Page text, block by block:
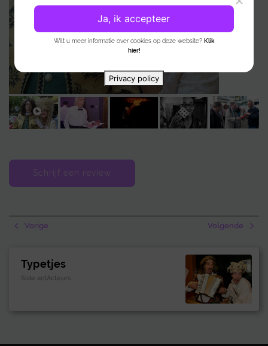
Schrijf een review
Vorige Volgende
Typetjes
Side actActeurs
Wilt u meer informatie over cookies op deze website? Klik
hier!
Ja, ik accepteer
Privacy policy